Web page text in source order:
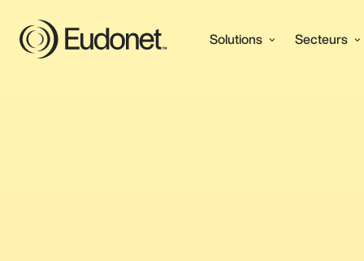
Solutions Secteurs